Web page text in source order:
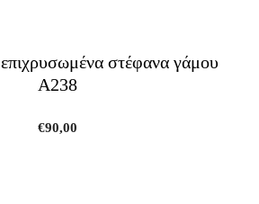
στέφανα γάμου
A238
€90,00